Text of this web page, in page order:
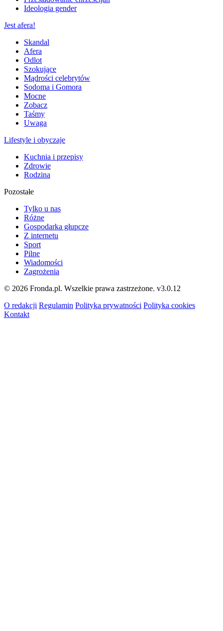
Ideologia gender
Jest afera!
Skandal
Afera
Odlot
Szokujące
Mądrości celebrytów
Sodoma i Gomora
Mocne
Zobacz
Taśmy
Uwaga
Lifestyle i obyczaje
Kuchnia i przepisy
Zdrowie
Rodzina
Pozostałe
Tylko u nas
Różne
Gospodarka głupcze
Z internetu
Sport
Pilne
Wiadomości
Zagrożenia
© 2026 Fronda.pl. Wszelkie prawa zastrzeżone. v3.0.12
O redakcji Regulamin Polityka prywatności Polityka cookies
Kontakt